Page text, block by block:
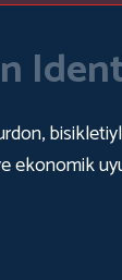
ekonomik